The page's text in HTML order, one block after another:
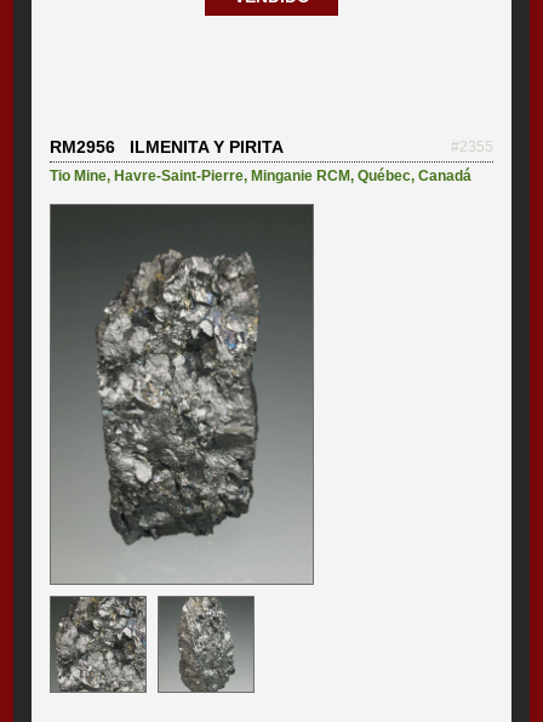
RM2956 ILMENITA Y PIRITA
#2355
Tio Mine,Havre-Saint-Pierre,Minganie RCM,Québec,Canadá